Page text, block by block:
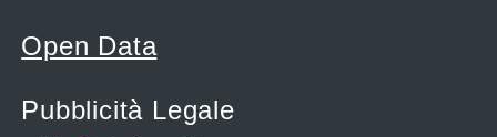
Open Data
Pubblicità Legale